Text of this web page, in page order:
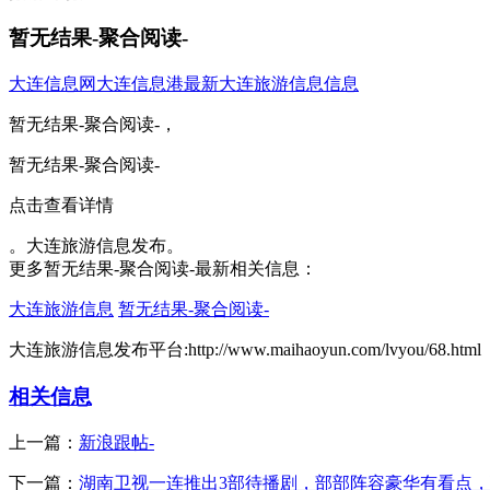
暂无结果-聚合阅读-
大连信息网 大连信息港最新大连旅游信息信息
暂无结果-聚合阅读-，
暂无结果-聚合阅读-
点击查看详情
。大连旅游信息发布。
更多暂无结果-聚合阅读-最新相关信息：
大连旅游信息 暂无结果-聚合阅读-
大连旅游信息发布平台:http://www.maihaoyun.com/lvyou/68.html
相关信息
上一篇： 新浪跟帖-
下一篇： 湖南卫视一连推出3部待播剧，部部阵容豪华有看点